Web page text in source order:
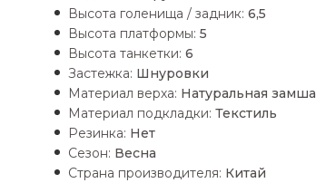
Высота голенища / задник: 6,5
Высота платформы: 5
Высота танкетки: 6
Застежка: Шнуровки
Материал верха: Натуральная замша
Материал подкладки: Текстиль
Резинка: Нет
Сезон: Весна
Страна производителя: Китай